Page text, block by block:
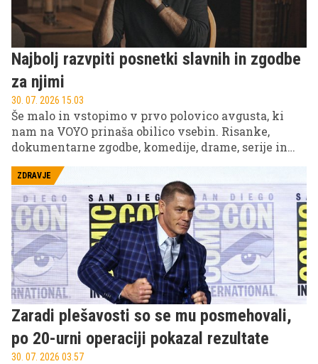
Najbolj razvpiti posnetki slavnih in zgodbe
za njimi
30. 07. 2026 15.03
Še malo in vstopimo v prvo polovico avgusta, ki
nam na VOYO prinaša obilico vsebin. Risanke,
dokumentarne zgodbe, komedije, drame, serije in
izbrane slovenske filme. Sebastijan Cavazza, Inja
Zalta, Domen Valič, Lea Mihevc in ostali vas v
prihodnjih dneh čakajo na VOYO!
ZDRAVJE
Zaradi plešavosti so se mu posmehovali,
po 20-urni operaciji pokazal rezultate
30. 07. 2026 03.57